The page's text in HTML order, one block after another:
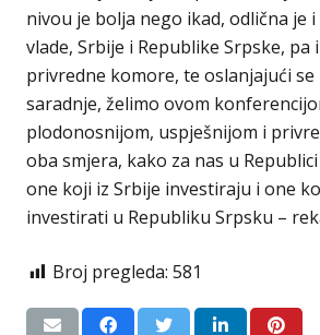
nivou je bolja nego ikad, odlična je
vlade, Srbije i Republike Srpske, pa
privredne komore, te oslanjajući se
saradnje, želimo ovom
plodonosnijom, uspješnijom i
oba smjera, kako za nas u
one koji iz Srbije investiraju i one
investirati u Republiku Srpsku –
Broj pregleda: 581